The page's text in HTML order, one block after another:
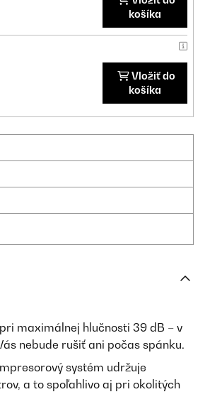
košíka
Vložiť do
košíka
maximálnej hlučnosti 39 dB – v
nebude rušiť ani počas spánku.
systém udržuje
a to spoľahlivo aj pri okolitých